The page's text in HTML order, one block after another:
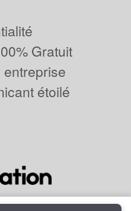
Gratuit
étoilé